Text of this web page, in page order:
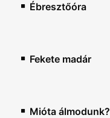
Ébresztőóra
Fekete madár
Mióta álmodunk?